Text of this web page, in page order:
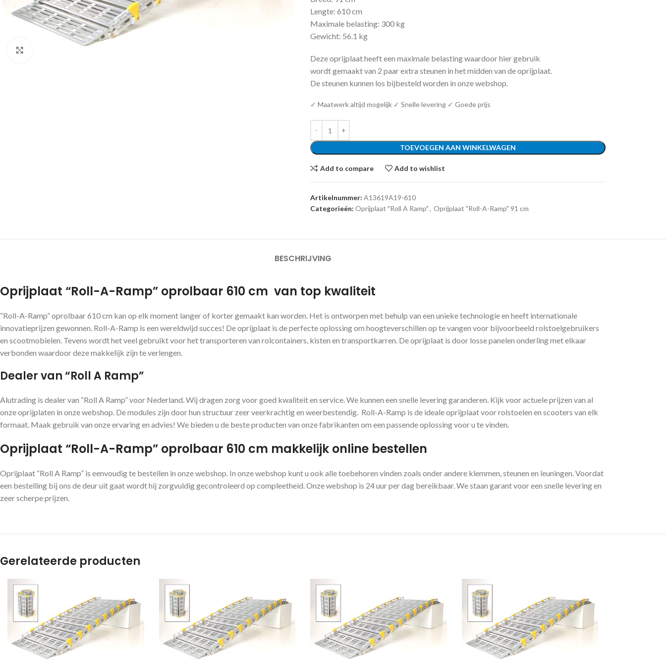
Lengte: 610 cm
Maximale belasting: 300 kg
Gewicht: 56.1 kg
Deze oprijplaat heeft een maximale belasting waardoor hier gebruik
wordt gemaakt van 2 paar extra steunen in het midden van de oprijplaat.
De steunen kunnen los bijbesteld worden in onze webshop.
✓ Maatwerk altijd mogelijk ✓ Snelle levering ✓ Goede prijs
TOEVOEGEN AAN WINKELWAGEN
Add to compare Add to wishlist
Artikelnummer: A13619A19-610
Categorieën: Oprijplaat "Roll A Ramp", Oprijplaat "Roll-A-Ramp" 91 cm
BESCHRIJVING
Oprijplaat “Roll-A-Ramp” oprolbaar 610 cm van top kwaliteit
“Roll-A-Ramp” oprolbaar 610 cm kan op elk moment langer of korter gemaakt kan worden. Het is ontworpen met behulp van een unieke technologie en heeft internationale
innovatieprijzen gewonnen. Roll-A-Ramp is een wereldwijd succes! De oprijplaat is de perfecte oplossing om hoogteverschillen op te vangen voor bijvoorbeeld rolstoelgebruikers
en scootmobielen. Tevens wordt het veel gebruikt voor het transporteren van rolcontainers, kisten en transportkarren. De oprijplaat is door losse panelen onderling met elkaar
verbonden waardoor deze makkelijk zijn te verlengen.
Dealer van “Roll A Ramp”
Alutrading is dealer van “Roll A Ramp” voor Nederland. Wij dragen zorg voor goed kwaliteit en service. We kunnen een snelle levering garanderen. Kijk voor actuele prijzen van al
onze oprijplaten in onze webshop. De modules zijn door hun structuur zeer veerkrachtig en weerbestendig. Roll-A-Ramp is de ideale oprijplaat voor rolstoelen en scooters van elk
formaat. Maak gebruik van onze ervaring en advies! We bieden u de beste producten van onze fabrikanten om een ​​passende oplossing voor u te vinden.
Oprijplaat “Roll-A-Ramp” oprolbaar 610 cm makkelijk online bestellen
Oprijplaat “Roll A Ramp” is eenvoudig te bestellen in onze webshop. In onze webshop kunt u ook alle toebehoren vinden zoals onder andere klemmen, steunen en leuningen. Voordat
een bestelling bij ons de deur uit gaat wordt hij zorgvuldig gecontroleerd op compleetheid. Onze webshop is 24 uur per dag bereikbaar. We staan garant voor een snelle levering en
zeer scherpe prijzen.
Gerelateerde producten